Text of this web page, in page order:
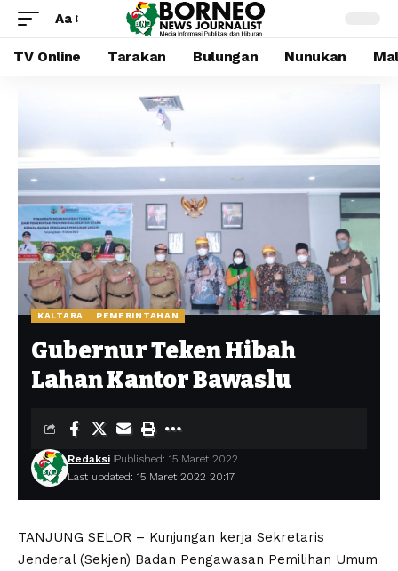
Aa
TV Online Tarakan Bulungan Nunukan
KALTARA PEMERINTAHAN
Gubernur Teken Hibah
Lahan Kantor Bawaslu
Last updated: 15 Maret 2022 20:17
Redaksi Published: 15 Maret 2022
TANJUNG SELOR – Kunjungan kerja Sekretaris
Jenderal (Sekjen) Badan Pengawasan Pemilihan Umum